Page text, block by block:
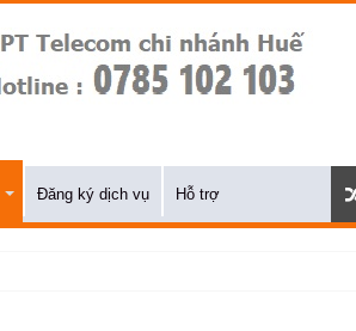
Đăng ký dịch vụ Hỗ trợ